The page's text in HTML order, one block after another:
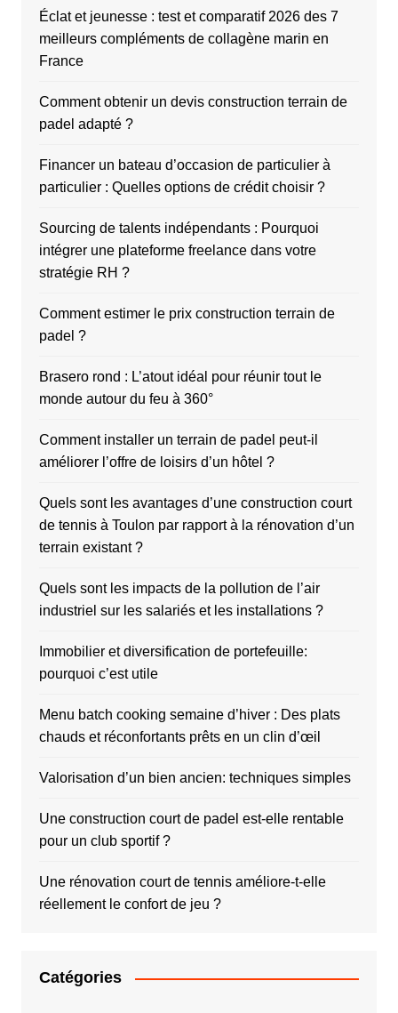
Éclat et jeunesse : test et comparatif 2026 des 7
meilleurs compléments de collagène marin en
France
Comment obtenir un devis construction terrain de
padel adapté ?
Financer un bateau d’occasion de particulier à
particulier : Quelles options de crédit choisir ?
Sourcing de talents indépendants : Pourquoi
intégrer une plateforme freelance dans votre
stratégie RH ?
Comment estimer le prix construction terrain de
padel ?
Brasero rond : L’atout idéal pour réunir tout le
monde autour du feu à 360°
Comment installer un terrain de padel peut-il
améliorer l’offre de loisirs d’un hôtel ?
Quels sont les avantages d’une construction court
de tennis à Toulon par rapport à la rénovation d’un
terrain existant ?
Quels sont les impacts de la pollution de l’air
industriel sur les salariés et les installations ?
Immobilier et diversification de portefeuille:
pourquoi c’est utile
Menu batch cooking semaine d’hiver : Des plats
chauds et réconfortants prêts en un clin d’œil
Valorisation d’un bien ancien: techniques simples
Une construction court de padel est-elle rentable
pour un club sportif ?
Une rénovation court de tennis améliore-t-elle
réellement le confort de jeu ?
Catégories